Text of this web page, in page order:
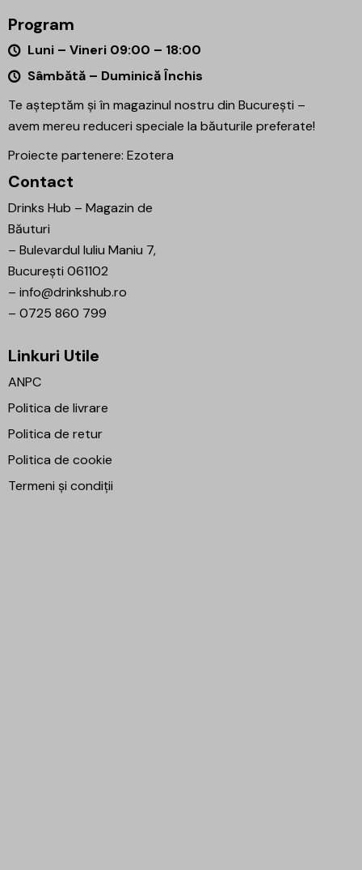
Program
Luni – Vineri 09:00 – 18:00
Sâmbătă – Duminică Închis
Te așteptăm și în magazinul nostru din București –
avem mereu reduceri speciale la băuturile preferate!
Proiecte partenere: Ezotera
Contact
Drinks Hub – Magazin de
Băuturi
– Bulevardul Iuliu Maniu 7,
București 061102
– info@drinkshub.ro
– 0725 860 799
Linkuri Utile
ANPC
Politica de livrare
Politica de retur
Politica de cookie
Termeni și condiții